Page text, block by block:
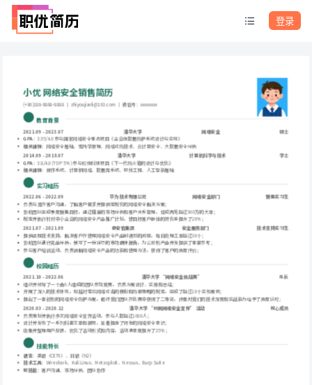
登录
小优 网络安全销售简历
(+86)188-8888-8888 ｜ zhiyoujianli@163.com ｜ 微信号：xxxxxxxx
教育背景
2021.09 - 2023.07 清华大学 网络安全
硕士
GPA：3.95/4.0 参与国家网络安全重点项目《企业级数据防护系统设计与实现》
相关课程：网络安全基础、密码学原理、网络攻防技术、云计算安全、大数据安全分析
2014.09 - 2018.07
清华大学 计算机科学与技术 学士
GPA：3.8/4.0 (TOP 5%) 参与校级科研项目《下一代防火墙的设计与优化》
相关课程：操作系统、计算机网络、数据库系统、软件工程、人工智能基础
实习经历
2022.06 - 2022.09 华为技术有限公司 网络安全部门
销售实习生
负责与潜在客户沟通，了解客户需求并提供定制化的网络安全解决方案；
协助团队完成季度销售目标，通过精准的市场分析和客户关系管理，促成两笔超过500万的大单；
制定并执行针对中小企业的网络安全产品推广计划，使目标客户群体的转化率提升了20%；
2021.07 - 2021.09 奇安信集团 安全服务部门
技术支持实习生
提供远程技术支持，解决客户在使用网络安全产品时遇到的问题，每日处理工单超过30个；
协助团队进行竞品分析，撰写了一份详尽的市场调研报告，为公司新产品开发提供了重要参考；
参与客户培训活动，负责讲解网络安全产品的功能和使用方法，获得了客户的高度评价；
校园经历
2021.10 - 2022.06 清华大学 “网络安全挑战赛”
队长
组织并领导了一个由6人组成的团队参加竞赛，负责方案设计、实施和总结；
开展了深入的技术研究，包括对常见网络攻击的模拟和防御策略的制定，完成了超过10个实验案例；
提出了一套创新的网络安全防护方案，最终我们团队在比赛中获得了二等奖，评委对我们的技术深度和实战能力给予了高度认可；
2020.03 - 2020.12
清华大学 “校园网络安全宣传” 活动
核心成员
负责策划并执行多次网络安全宣传活动，参与人数超过1000人；
设计并发布了一系列科普文章和视频，显著提高了师生的网络安全意识；
收集并整理用户反馈，优化了活动形式和内容，活动满意度提升了35%；
技能特长
语言：英语（CET6）、日语（N2）
技术工具：Wireshark、Kali Linux、Metasploit、Nessus、Burp Suite
软技能：客户沟通、市场分析、团队协作